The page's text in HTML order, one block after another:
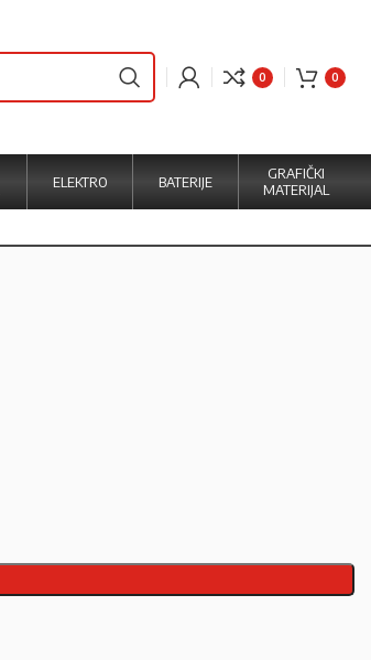
0 0
ELEKTRO BATERIJE
GRAFIČKI
MATERIJAL